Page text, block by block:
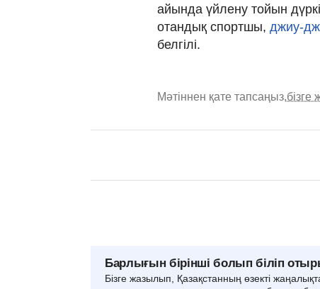
айында үйлену тойын
отандық спортшы, джиу-
белгілі.
Мәтіннен қате тапсаңыз,бізге
Барлығын бірінші болып біліп
Бізге жазылып, Қазақстанның өзекті